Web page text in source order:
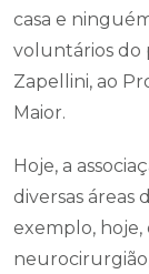
casa e
voluntários do
Zapellini, ao
Maior.
Hoje, a
diversas áreas
exemplo,